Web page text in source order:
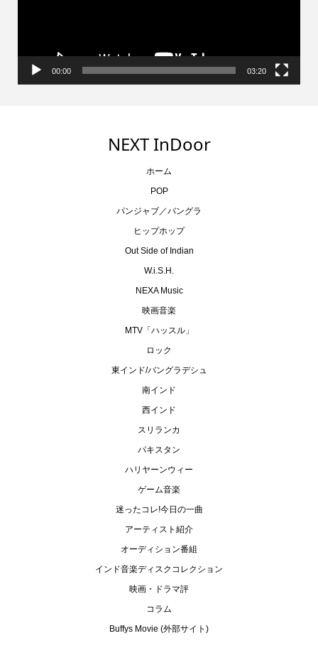
00:00 03:20
NEXT InDoor
ホーム
POP
パンジャブ／バングラ
ヒップホップ
Out Side of Indian
W.i.S.H.
NEXA Music
映画音楽
MTV「ハッスル」
ロック
東インド/バングラデシュ
南インド
西インド
スリランカ
パキスタン
ハリヤーンウィー
ゲーム音楽
迷ったコレ!今日の一曲
アーティスト紹介
オーディション番組
インド音楽ディスクコレクション
映画・ドラマ評
コラム
Buffys Movie (外部サイト)